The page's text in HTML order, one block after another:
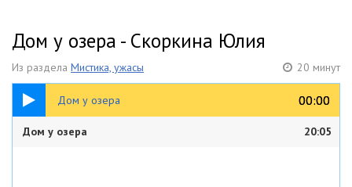
Дом у озера - Скоркина Юлия
Из раздела Мистика, ужасы 20 минут
Дом у озера 00:00
00:00
20:05
Дом у озера 20:05